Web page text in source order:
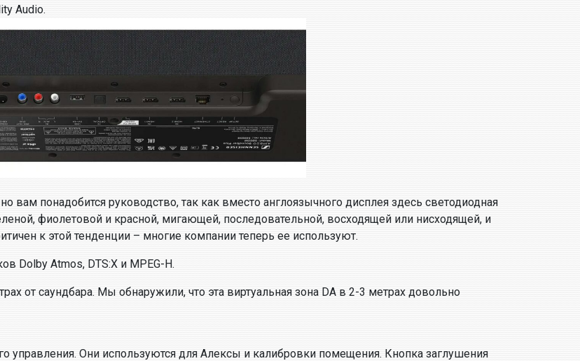
Audio.
вам понадобится руководство, так как вместо англоязычного дисплея здесь светодиодная
фиолетовой и красной, мигающей, последовательной, восходящей или нисходящей, и
к этой тенденции – многие компании теперь ее используют.
Dolby Atmos, DTS:X и MPEG-H.
от саундбара. Мы обнаружили, что эта виртуальная зона DA в 2-3 метрах довольно
управления. Они используются для Алексы и калибровки помещения. Кнопка заглушения